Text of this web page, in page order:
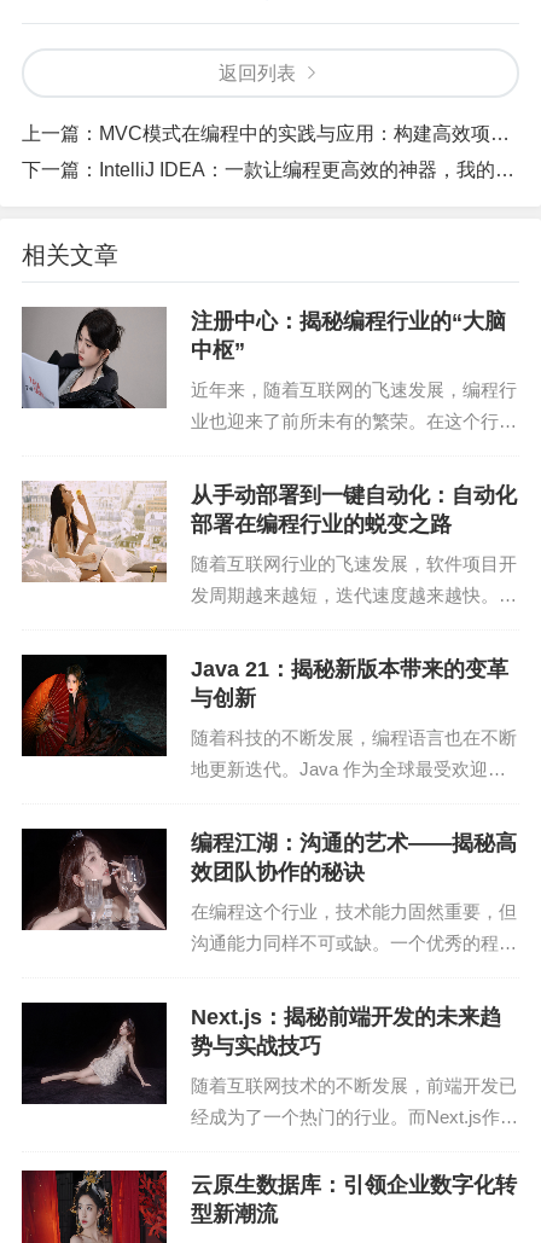
PyTorch拥有一个庞大的社区，为用户提供丰富的学
习资源和解决方案。在GitHub上，PyTorch的GitHub
仓库拥有超过2.6万个星标，社区活跃度非常高。这
使得用户在遇到问题时，可以快速找到解决方案。
PyTorch支持多种硬件平台，包括CPU、GPU和TP
U。这使得用户可以根据自己的需求选择合适的硬件
平台进行深度学习研究。
三、PyTorch的应用场景
PyTorch在图像识别领域有着广泛的应用。例如，在I
mageNet竞赛中，使用PyTorch训练的模型取得了优
异的成绩。此外，PyTorch还广泛应用于医学图像分
2. 自然语言处理
PyTorch在自然语言处理领域也有着丰富的应用。例
orch都取得了显著的成果。
3. 语音识别
PyTorch在语音识别领域也有着广泛的应用。例如，
ch都取得了显著的成果。
四、PyTorch的实战技巧
在PyTorch中，数据预处理是至关重要的。一个良好
的数据预处理流程可以提高模型的准确性和效率。
返回列表
上一篇： MVC模式在编程中的实践与应用：构建高效项目的秘诀
下一篇：
IntelliJ IDEA：一款让编程更高效的神器，我的实战经验分享
相关文章
注册中心：揭秘编程行业的“大脑
中枢”
近年来，随着互联网的飞速发展，编程行
业也迎来了前所未有的繁荣。在这个行业
犹如编程行业的“大脑中枢”，连接着开发
者和用户，确保了整个行业的有序运行。
从手动部署到一键自动化：自动化
部署在编程行业的蜕变之路
随着互联网行业的飞速发展，软件项目开
发周期越来越短，迭代速度越来越快。在
率，减少人为错误，成为许多企业关注的
焦点。而自动化部署技术的兴起，无疑为
Java 21：揭秘新版本带来的变革
与创新
随着科技的不断发展，编程语言也在不断
地更新迭代。Java 作为全球最受欢迎的
注。近期，Java 21 版本正式发布，带来
了许多令人期待的新特性。本文将深入剖
编程江湖：沟通的艺术——揭秘高
效团队协作的秘诀
在编程这个行业，技术能力固然重要，但
沟通能力同样不可或缺。一个优秀的程序
良好的沟通技巧。因为，在团队协作中，
沟通是连接各个成员的桥梁，是项目顺利
Next.js：揭秘前端开发的未来趋
势与实战技巧
随着互联网技术的不断发展，前端开发已
经成为了一个热门的行业。而Next.js作为
的特点，受到了越来越多开发者的青睐。
本文将深入分析Next.js的优势，分享实战
云原生数据库：引领企业数字化转
型新潮流